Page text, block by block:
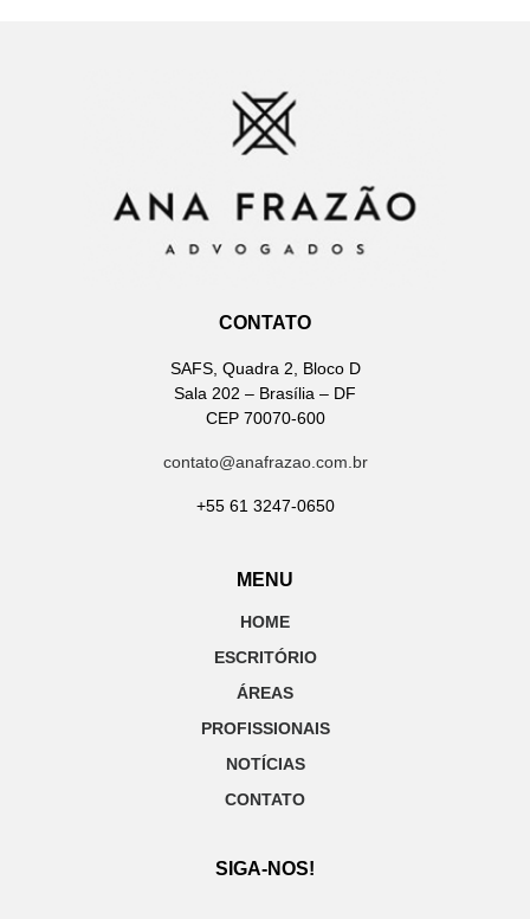
CONTATO
SAFS, Quadra 2, Bloco D
Sala 202 – Brasília – DF
CEP 70070-600
contato@anafrazao.com.br
+55 61 3247-0650
MENU
HOME
ESCRITÓRIO
ÁREAS
PROFISSIONAIS
NOTÍCIAS
CONTATO
SIGA-NOS!